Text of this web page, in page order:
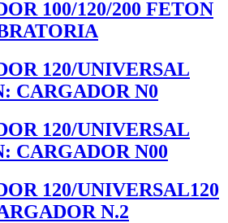
100/120/200 FETON
120/UNIVERSAL
CARGADOR N0
120/UNIVERSAL
CARGADOR N00
120/UNIVERSAL120
N.2